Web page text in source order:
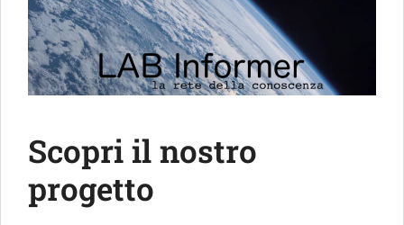
Scopri il nostro
progetto